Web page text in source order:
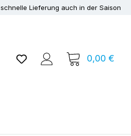
schnelle Lieferung auch in der Saison
Du hast 0 Produkte auf
0,00 €